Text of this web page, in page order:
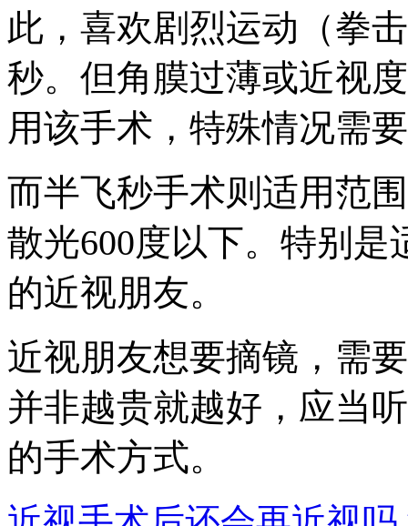
此，喜欢剧烈运动（拳
秒。但角膜过薄或近视
用该手术，特殊情况需
而半飞秒手术则适用范
散光600度以下。特别
的近视朋友。
近视朋友想要摘镜，需
并非越贵就越好，应当
的手术方式。